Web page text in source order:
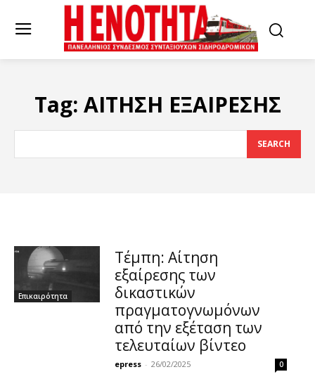
Tag: ΑΙΤΗΣΗ ΕΞΑΙΡΕΣΗΣ
SEARCH
Επικαιρότητα
Τέμπη: Αίτηση
εξαίρεσης των
δικαστικών
πραγματογνωμόνων
από την εξέταση των
τελευταίων βίντεο
epress - 26/02/2025 0